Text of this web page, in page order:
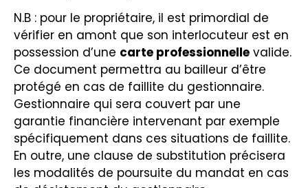
N.B : pour le propriétaire, il est primordial de
vérifier en amont que son interlocuteur est en
possession d’une carte professionnelle valide.
Ce document permettra au bailleur d’être
protégé en cas de faillite du gestionnaire.
Gestionnaire qui sera couvert par une
garantie financière intervenant par exemple
spécifiquement dans ces situations de faillite.
En outre, une clause de substitution précisera
les modalités de poursuite du mandat en cas